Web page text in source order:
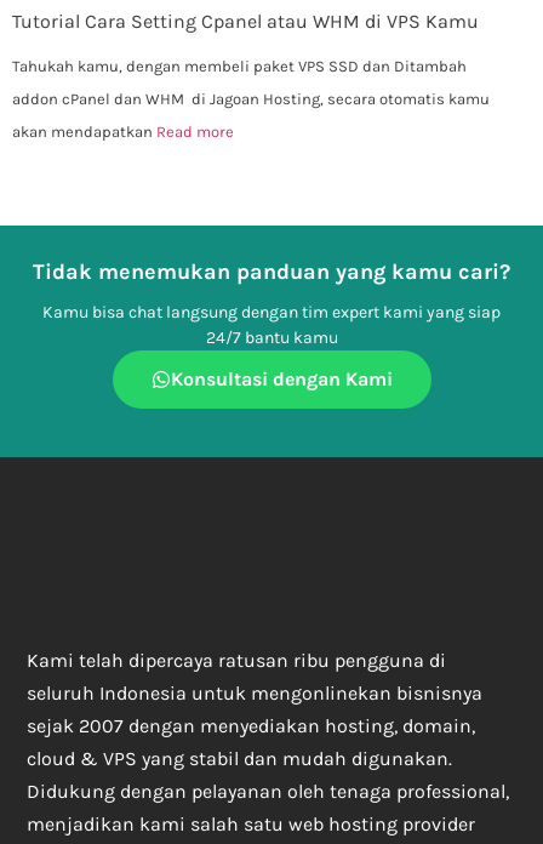
Tutorial Cara Setting Cpanel atau WHM di VPS Kamu
Tahukah kamu, dengan membeli paket VPS SSD dan Ditambah
addon cPanel dan WHM di Jagoan Hosting, secara otomatis kamu
akan mendapatkan Read more
Tidak menemukan panduan yang kamu cari?
Kamu bisa chat langsung dengan tim expert kami yang siap
24/7 bantu kamu
Konsultasi dengan Kami
Kami telah dipercaya ratusan ribu pengguna di
seluruh Indonesia untuk mengonlinekan bisnisnya
sejak 2007 dengan menyediakan hosting, domain,
cloud & VPS yang stabil dan mudah digunakan.
Didukung dengan pelayanan oleh tenaga professional,
menjadikan kami salah satu web hosting provider